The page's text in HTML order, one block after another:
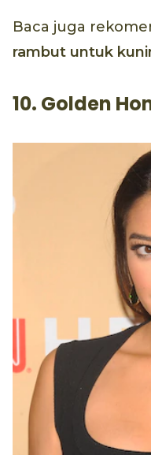
Baca juga
rambut untuk
10. Golden